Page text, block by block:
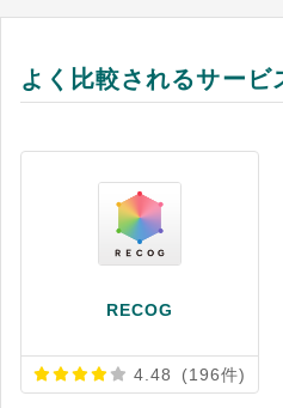
らえる設計など、定着す
大幅削減 -レポート機
彰機能など
よく比較されるサービ
RECOG
4.48 (196件)